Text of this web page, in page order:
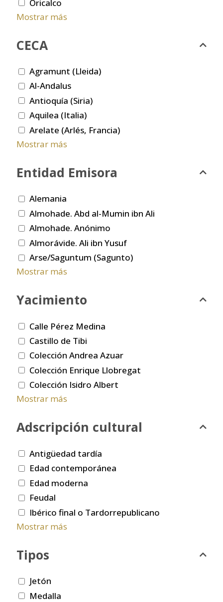
Oricalco
Mostrar más
CECA
Agramunt (Lleida)
Al-Andalus
Antioquía (Siria)
Aquilea (Italia)
Arelate (Arlés, Francia)
Mostrar más
Entidad Emisora
Alemania
Almohade. Abd al-Mumin ibn Ali
Almohade. Anónimo
Almorávide. Ali ibn Yusuf
Arse/Saguntum (Sagunto)
Mostrar más
Yacimiento
Calle Pérez Medina
Castillo de Tibi
Colección Andrea Azuar
Colección Enrique Llobregat
Colección Isidro Albert
Mostrar más
Adscripción cultural
Antigüedad tardía
Edad contemporánea
Edad moderna
Feudal
Ibérico final o Tardorrepublicano
Mostrar más
Tipos
Jetón
Medalla